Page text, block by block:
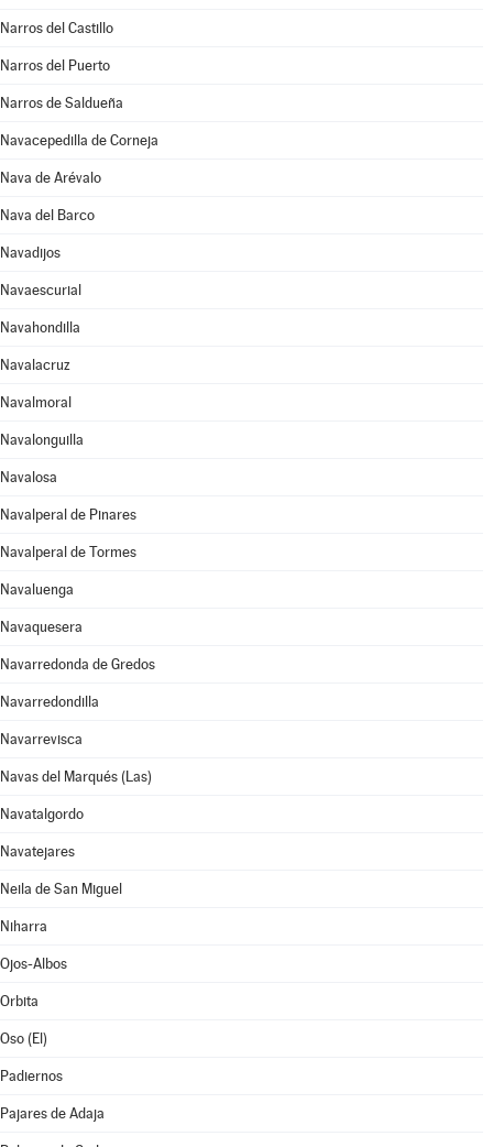
Narros del Castillo
Narros del Puerto
Narros de Saldueña
Navacepedilla de Corneja
Nava de Arévalo
Nava del Barco
Navadijos
Navaescurial
Navahondilla
Navalacruz
Navalmoral
Navalonguilla
Navalosa
Navalperal de Pinares
Navalperal de Tormes
Navaluenga
Navaquesera
Navarredonda de Gredos
Navarredondilla
Navarrevisca
Navas del Marqués (Las)
Navatalgordo
Navatejares
Neila de San Miguel
Niharra
Ojos-Albos
Orbita
Oso (El)
Padiernos
Pajares de Adaja